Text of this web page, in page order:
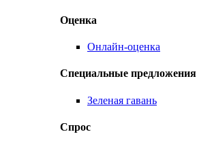
Оценка
Онлайн-оценка
Специальные предложения
Зеленая гавань
Спрос